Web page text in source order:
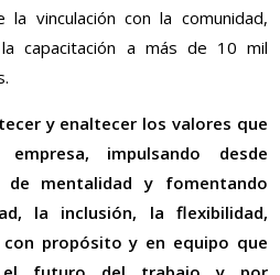
vinculación con la comunidad,
capacitación a más de 10 mil
y enaltecer los valores que
impulsando desde
mentalidad y fomentando
la inclusión, la flexibilidad,
propósito y en equipo que